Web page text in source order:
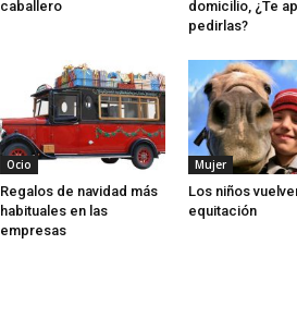
caballero
domicilio, ¿Te
pedirlas?
Ocio
Regalos de navidad más
habituales en las
empresas
Mujer
Los niños
equitación